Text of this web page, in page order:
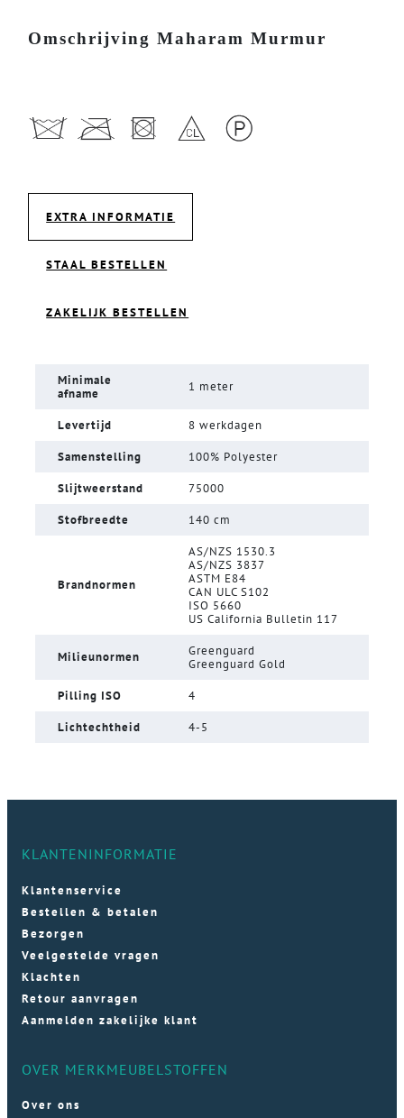
Omschrijving Maharam Murmur
EXTRA INFORMATIE
STAAL BESTELLEN
ZAKELIJK BESTELLEN
Minimale
afname
1 meter
Levertijd 8 werkdagen
Samenstelling 100% Polyester
Slijtweerstand 75000
Stofbreedte 140 cm
Brandnormen
AS/NZS 1530.3
AS/NZS 3837
ASTM E84
CAN ULC S102
ISO 5660
US California Bulletin 117
Milieunormen
Greenguard
Greenguard Gold
Pilling ISO 4
Lichtechtheid 4-5
KLANTENINFORMATIE
Klantenservice
Bestellen & betalen
Bezorgen
Veelgestelde vragen
Klachten
Retour aanvragen
Aanmelden zakelijke klant
OVER MERKMEUBELSTOFFEN
Over ons